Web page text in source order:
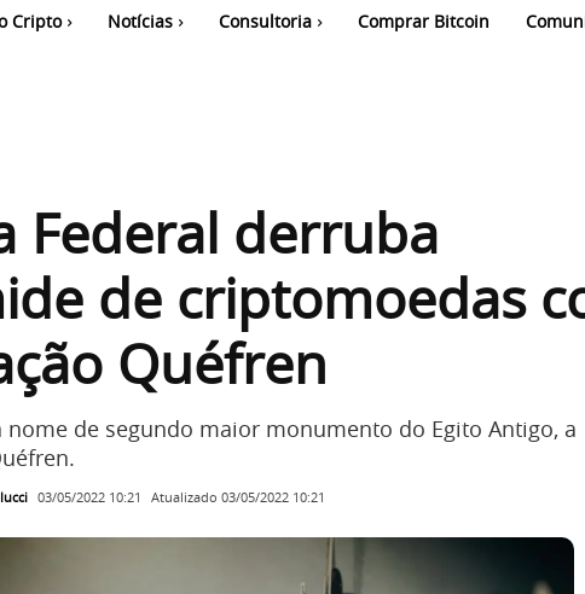
Cripto Notícias Consultoria Comprar Bitcoin
Federal derruba
de criptomoedas
Quéfren
nome de segundo maior monumento do Egito Antigo, a
03/05/2022 10:21 Atualizado 03/05/2022 10:21